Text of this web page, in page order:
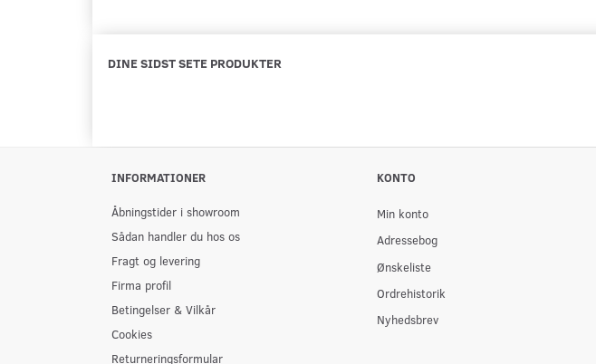
DINE SIDST SETE PRODUKTER
INFORMATIONER
Åbningstider i showroom
Sådan handler du hos os
Fragt og levering
Firma profil
Betingelser & Vilkår
Cookies
Returneringsformular
KONTO
Min konto
Adressebog
Ønskeliste
Ordrehistorik
Nyhedsbrev